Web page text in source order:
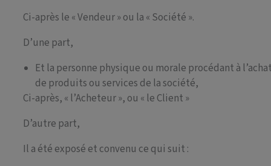
Ci-après le « Vendeur » ou la « Société ».
D’une part,
Et la personne physique ou morale procédant à
de produits ou services de la société,
Ci-après, « l’Acheteur », ou « le Client »
D’autre part,
Il a été exposé et convenu ce qui suit :